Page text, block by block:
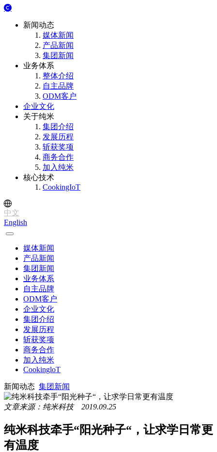
新闻动态
媒体新闻
产品新闻
集团新闻
业务体系
整体介绍
自主品牌
ODM客户
企业文化
关于纯米
集团介绍
发展历程
斩获奖项
商务合作
加入纯米
核心技术
CookingIoT
中文
English
媒体新闻
产品新闻
集团新闻
业务体系
自主品牌
ODM客户
企业文化
集团介绍
发展历程
斩获奖项
商务合作
加入纯米
CookingloT
新闻动态 集团新闻
文章来源：纯米科技 2019.09.25
纯米科技牵手“阳光种子“，让求学日常更
有温度